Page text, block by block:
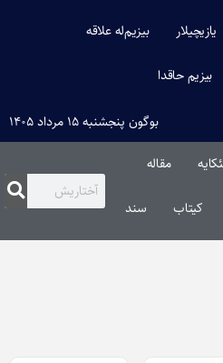
یازیچیلار بیزیم‌له علاقه
بیزیم حاقدا
بوگون پنجشنبه ۱۵ مرداد ۱۴۰۵
مقاله‌
کیتاب سند